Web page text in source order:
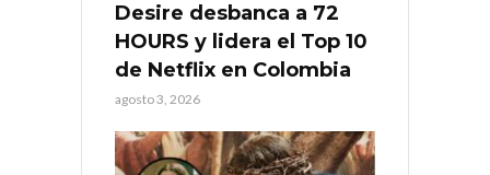
Desire desbanca a 72
HOURS y lidera el Top 10
de Netflix en Colombia
agosto 3, 2026